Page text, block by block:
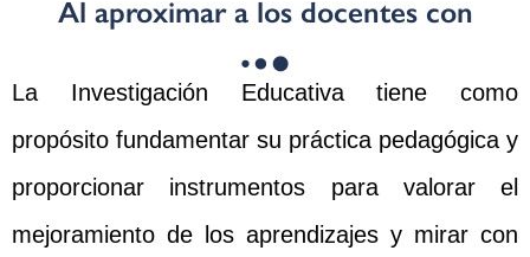
Al aproximar a los docentes con
La Investigación Educativa tiene como
propósito fundamentar su práctica pedagógica y
proporcionar instrumentos para valorar el
mejoramiento de los aprendizajes y mirar con